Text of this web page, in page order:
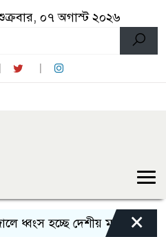
০৭ অগাস্ট ২০২৬
হচ্ছে দেশীয় মাছ ×